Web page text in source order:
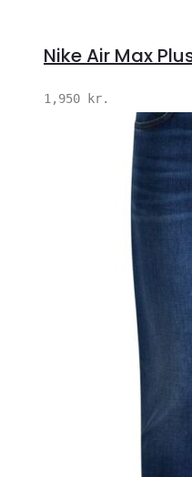
Nike Air Max
1,950 kr.